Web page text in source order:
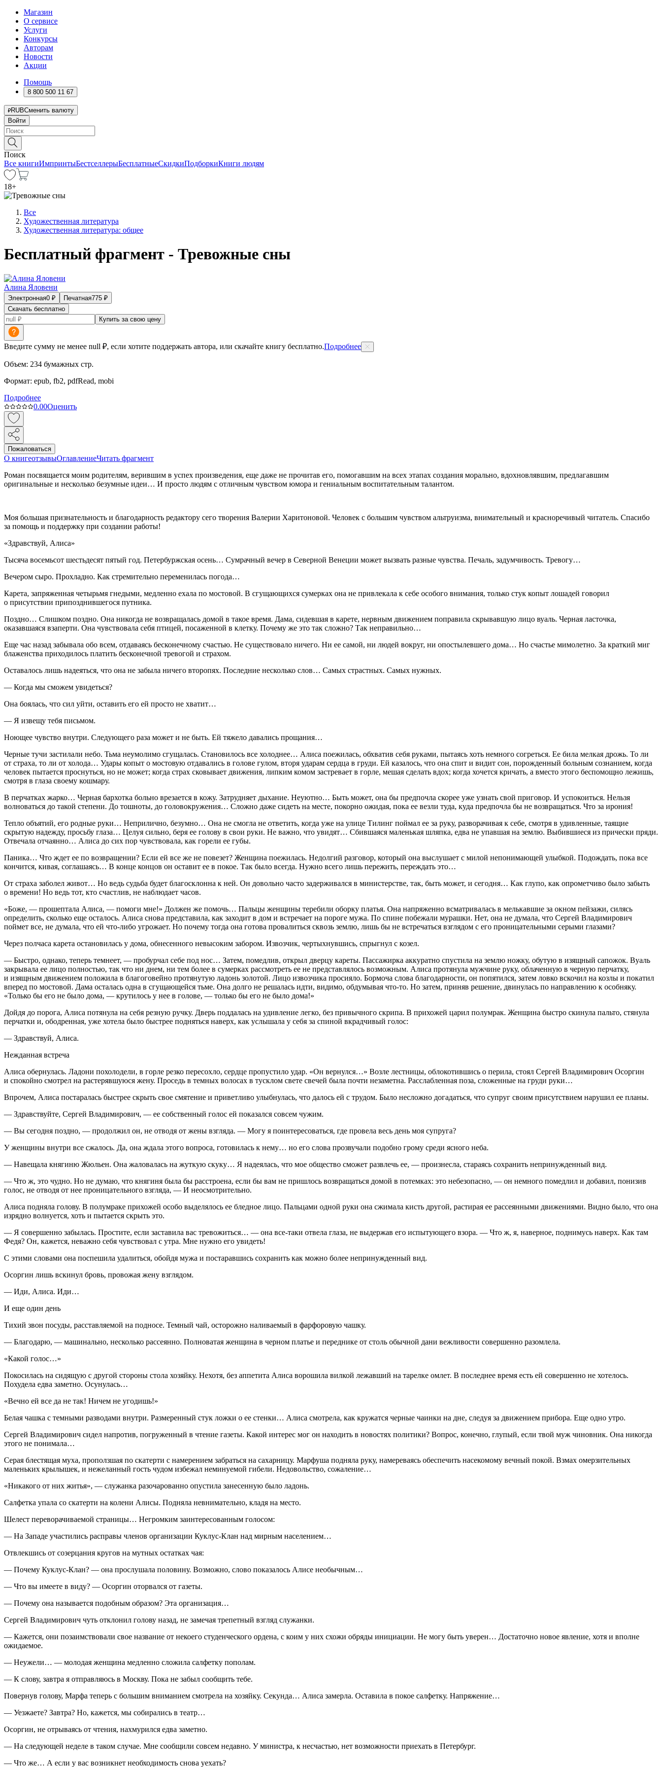
Магазин
О сервисе
Услуги
Конкурсы
Авторам
Новости
Акции
Помощь
8 800 500 11 67
RUBСменить валюту
Войти
Поиск
Все книгиИмпринтыБестселлерыБесплатныеСкидкиПодборкиКниги людям
18+
Все
Художественная литература
Художественная литература: общее
Бесплатный фрагмент - Тревожные сны
Алина Яловени
Электронная0 ₽ Печатная775 ₽
Скачать бесплатно
Купить за свою цену
Введите сумму не менее null ₽, если хотите поддержать автора, или скачайте книгу бесплатно.Подробнее
Объем: 234 бумажных стр.
Формат: epub, fb2, pdfRead, mobi
Подробнее
0.00Оценить
Пожаловаться
О книгеотзывыОглавлениеЧитать фрагмент
Роман посвящается моим родителям, верившим в успех произведения, еще даже не прочитав его, помогавшим на всех этапах создания морально, вдохновлявшим, предлагавшим
оригинальные и несколько безумные идеи… И просто людям с отличным чувством юмора и гениальным воспитательным талантом.
Моя большая признательность и благодарность редактору сего творения Валерии Харитоновой. Человек с большим чувством альтруизма, внимательный и красноречивый читатель. Спасибо
за помощь и поддержку при создании работы!
«Здравствуй, Алиса»
Тысяча восемьсот шестьдесят пятый год. Петербуржская осень… Сумрачный вечер в Северной Венеции может вызвать разные чувства. Печаль, задумчивость. Тревогу…
Вечером сыро. Прохладно. Как стремительно переменилась погода…
Карета, запряженная четырьмя гнедыми, медленно ехала по мостовой. В сгущающихся сумерках она не привлекала к себе особого внимания, только стук копыт лошадей говорил
о присутствии припозднившегося путника.
Поздно… Слишком поздно. Она никогда не возвращалась домой в такое время. Дама, сидевшая в карете, нервным движением поправила скрывавшую лицо вуаль. Черная ласточка,
оказавшаяся взаперти. Она чувствовала себя птицей, посаженной в клетку. Почему же это так сложно? Так неправильно…
Еще час назад забывала обо всем, отдаваясь бесконечному счастью. Не существовало ничего. Ни ее самой, ни людей вокруг, ни опостылевшего дома… Но счастье мимолетно. За краткий миг
блаженства приходилось платить бесконечной тревогой и страхом.
Оставалось лишь надеяться, что она не забыла ничего второпях. Последние несколько слов… Самых страстных. Самых нужных.
— Когда мы сможем увидеться?
Она боялась, что сил уйти, оставить его ей просто не хватит…
— Я извещу тебя письмом.
Ноющее чувство внутри. Следующего раза может и не быть. Ей тяжело давались прощания…
Черные тучи застилали небо. Тьма неумолимо сгущалась. Становилось все холоднее… Алиса поежилась, обхватив себя руками, пытаясь хоть немного согреться. Ее била мелкая дрожь. То ли
от страха, то ли от холода… Удары копыт о мостовую отдавались в голове гулом, вторя ударам сердца в груди. Ей казалось, что она спит и видит сон, порожденный больным сознанием, когда
человек пытается проснуться, но не может; когда страх сковывает движения, липким комом застревает в горле, мешая сделать вдох; когда хочется кричать, а вместо этого беспомощно лежишь,
смотря в глаза своему кошмару.
В перчатках жарко… Черная бархотка больно врезается в кожу. Затрудняет дыхание. Неуютно… Быть может, она бы предпочла скорее уже узнать свой приговор. И успокоиться. Нельзя
волноваться до такой степени. До тошноты, до головокружения… Сложно даже сидеть на месте, покорно ожидая, пока ее везли туда, куда предпочла бы не возвращаться. Что за ирония!
Тепло объятий, его родные руки… Неприлично, безумно… Она не смогла не ответить, когда уже на улице Тилинг поймал ее за руку, разворачивая к себе, смотря в удивленные, таящие
скрытую надежду, просьбу глаза… Целуя сильно, беря ее голову в свои руки. Не важно, что увидят… Сбившаяся маленькая шляпка, едва не упавшая на землю. Выбившиеся из прически пряди.
Отвечала отчаянно… Алиса до сих пор чувствовала, как горели ее губы.
Паника… Что ждет ее по возвращении? Если ей все же не повезет? Женщина поежилась. Недолгий разговор, который она выслушает с милой непонимающей улыбкой. Подождать, пока все
кончится, кивая, соглашаясь… В конце концов он оставит ее в покое. Так было всегда. Нужно всего лишь пережить, переждать это…
От страха заболел живот… Но ведь судьба будет благосклонна к ней. Он довольно часто задерживался в министерстве, так, быть может, и сегодня… Как глупо, как опрометчиво было забыть
о времени! Но ведь тот, кто счастлив, не наблюдает часов.
«Боже, — прошептала Алиса, — помоги мне!» Должен же помочь… Пальцы женщины теребили оборку платья. Она напряженно всматривалась в мелькавшие за окном пейзажи, силясь
определить, сколько еще осталось. Алиса снова представила, как заходит в дом и встречает на пороге мужа. По спине побежали мурашки. Нет, она не думала, что Сергей Владимирович
поймет все, не думала, что ей что-либо угрожает. Но почему тогда она готова провалиться сквозь землю, лишь бы не встречаться взглядом с его проницательными серыми глазами?
Через полчаса карета остановилась у дома, обнесенного невысоким забором. Извозчик, чертыхнувшись, спрыгнул с козел.
— Быстро, однако, теперь темнеет, — пробурчал себе под нос… Затем, помедлив, открыл дверцу кареты. Пассажирка аккуратно спустила на землю ножку, обутую в изящный сапожок. Вуаль
закрывала ее лицо полностью, так что ни днем, ни тем более в сумерках рассмотреть ее не представлялось возможным. Алиса протянула мужчине руку, облаченную в черную перчатку,
и изящным движением положила в благоговейно протянутую ладонь золотой. Лицо извозчика просияло. Бормоча слова благодарности, он попятился, затем ловко вскочил на козлы и покатил
вперед по мостовой. Дама осталась одна в сгущающейся тьме. Она долго не решалась идти, видимо, обдумывая что-то. Но затем, приняв решение, двинулась по направлению к особняку.
«Только бы его не было дома, — крутилось у нее в голове, — только бы его не было дома!»
Дойдя до порога, Алиса потянула на себя резную ручку. Дверь поддалась на удивление легко, без привычного скрипа. В прихожей царил полумрак. Женщина быстро скинула пальто, стянула
перчатки и, ободренная, уже хотела было быстрее подняться наверх, как услышала у себя за спиной вкрадчивый голос:
— Здравствуй, Алиса.
Нежданная встреча
Алиса обернулась. Ладони похолодели, в горле резко пересохло, сердце пропустило удар. «Он вернулся…» Возле лестницы, облокотившись о перила, стоял Сергей Владимирович Осоргин
и спокойно смотрел на растерявшуюся жену. Проседь в темных волосах в тусклом свете свечей была почти незаметна. Расслабленная поза, сложенные на груди руки…
Впрочем, Алиса постаралась быстрее скрыть свое смятение и приветливо улыбнулась, что далось ей с трудом. Было несложно догадаться, что супруг своим присутствием нарушил ее планы.
— Здравствуйте, Сергей Владимирович, — ее собственный голос ей показался совсем чужим.
— Вы сегодня поздно, — продолжил он, не отводя от жены взгляда. — Могу я поинтересоваться, где провела весь день моя супруга?
У женщины внутри все сжалось. Да, она ждала этого вопроса, готовилась к нему… но его слова прозвучали подобно грому среди ясного неба.
— Навещала княгиню Жюльен. Она жаловалась на жуткую скуку… Я надеялась, что мое общество сможет развлечь ее, — произнесла, стараясь сохранить непринужденный вид.
— Что ж, это чудно. Но не думаю, что княгиня была бы расстроена, если бы вам не пришлось возвращаться домой в потемках: это небезопасно, — он немного помедлил и добавил, понизив
голос, не отводя от нее проницательного взгляда, — И неосмотрительно.
Алиса подняла голову. В полумраке прихожей особо выделялось ее бледное лицо. Пальцами одной руки она сжимала кисть другой, растирая ее рассеянными движениями. Видно было, что она
изрядно волнуется, хоть и пытается скрыть это.
— Я совершенно забылась. Простите, если заставила вас тревожиться… — она все-таки отвела глаза, не выдержав его испытующего взора. — Что ж, я, наверное, поднимусь наверх. Как там
Федя? Он, кажется, неважно себя чувствовал с утра. Мне нужно его увидеть!
С этими словами она поспешила удалиться, обойдя мужа и постаравшись сохранить как можно более непринужденный вид.
Осоргин лишь вскинул бровь, провожая жену взглядом.
— Иди, Алиса. Иди…
И еще один день
Тихий звон посуды, расставляемой на подносе. Темный чай, осторожно наливаемый в фарфоровую чашку.
— Благодарю, — машинально, несколько рассеянно. Полноватая женщина в черном платье и переднике от столь обычной дани вежливости совершенно разомлела.
«Какой голос…»
Покосилась на сидящую с другой стороны стола хозяйку. Нехотя, без аппетита Алиса ворошила вилкой лежавший на тарелке омлет. В последнее время есть ей совершенно не хотелось.
Похудела едва заметно. Осунулась…
«Вечно ей все да не так! Ничем не угодишь!»
Белая чашка с темными разводами внутри. Размеренный стук ложки о ее стенки… Алиса смотрела, как кружатся черные чаинки на дне, следуя за движением прибора. Еще одно утро.
Сергей Владимирович сидел напротив, погруженный в чтение газеты. Какой интерес мог он находить в новостях политики? Вопрос, конечно, глупый, если твой муж чиновник. Она никогда
этого не понимала…
Серая блестящая муха, проползшая по скатерти с намерением забраться на сахарницу. Марфуша подняла руку, намереваясь обеспечить насекомому вечный покой. Взмах омерзительных
маленьких крылышек, и нежеланный гость чудом избежал неминуемой гибели. Недовольство, сожаление…
«Никакого от них житья», — служанка разочарованно опустила занесенную было ладонь.
Салфетка упала со скатерти на колени Алисы. Подняла невнимательно, кладя на место.
Шелест переворачиваемой страницы… Негромким заинтересованным голосом:
— На Западе участились расправы членов организации Куклус-Клан над мирным населением…
Отвлекшись от созерцания кругов на мутных остатках чая:
— Почему Куклус-Клан? — она прослушала половину. Возможно, слово показалось Алисе необычным…
— Что вы имеете в виду? — Осоргин оторвался от газеты.
— Почему она называется подобным образом? Эта организация…
Сергей Владимирович чуть отклонил голову назад, не замечая трепетный взгляд служанки.
— Кажется, они позаимствовали свое название от некоего студенческого ордена, с коим у них схожи обряды инициации. Не могу быть уверен… Достаточно новое явление, хотя и вполне
ожидаемое.
— Неужели… — молодая женщина медленно сложила салфетку пополам.
— К слову, завтра я отправляюсь в Москву. Пока не забыл сообщить тебе.
Повернув голову, Марфа теперь с большим вниманием смотрела на хозяйку. Секунда… Алиса замерла. Оставила в покое салфетку. Напряжение…
— Уезжаете? Завтра? Но, кажется, мы собирались в театр…
Осоргин, не отрываясь от чтения, нахмурился едва заметно.
— На следующей неделе в таком случае. Мне сообщили совсем недавно. У министра, к несчастью, нет возможности приехать в Петербург.
— Что же… А если у вас возникнет необходимость снова уехать?